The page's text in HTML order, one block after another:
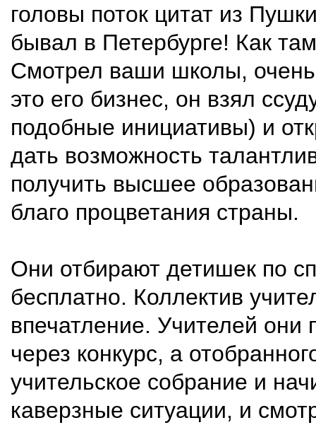
головы поток цитат из
бывал в Петербурге! Как
Смотрел ваши школы,
это его бизнес, он взял
подобные инициативы) и
дать возможность
получить высшее
благо процветания страны.
Они отбирают детишек по
бесплатно. Коллектив
впечатление. Учителей
через конкурс, а
учительское собрание и
каверзные ситуации, и